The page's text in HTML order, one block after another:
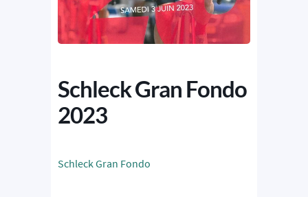
Schleck Gran Fondo
2023
Schleck Gran Fondo